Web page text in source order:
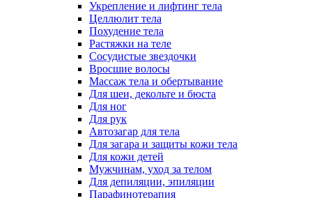
Укрепление и лифтинг тела
Целлюлит тела
Похудение тела
Растяжки на теле
Сосудистые звездочки
Вросшие волосы
Массаж тела и обертывание
Для шеи, декольте и бюста
Для ног
Для рук
Автозагар для тела
Для загара и защиты кожи тела
Для кожи детей
Мужчинам, уход за телом
Для депиляции, эпиляции
Парафинотерапия